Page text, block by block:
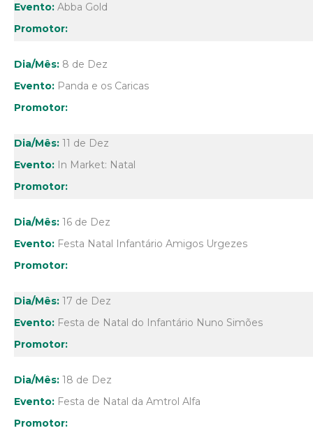
Abba Gold
8 de Dez
Panda e os Caricas
11 de Dez
In Market: Natal
16 de Dez
Festa Natal Infantário Amigos Urgezes
17 de Dez
Festa de Natal do Infantário Nuno Simões
18 de Dez
Festa de Natal da Amtrol Alfa